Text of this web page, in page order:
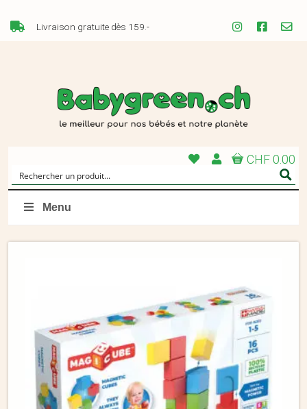
Livraison gratuite dès 159.-
CHF 0.00
Menu